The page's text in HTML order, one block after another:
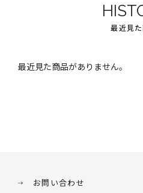
最近見
最近見た商品がありません。
お問い合わせ